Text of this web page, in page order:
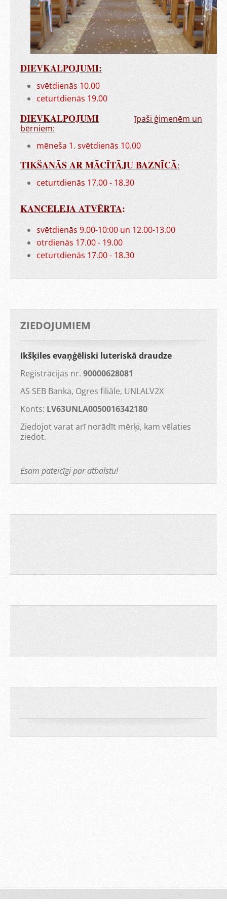
DIEVKALPOJUMI:
svētdienās 10.00
ceturtdienās 19.00
DIEVKALPOJUMI
īpaši ģimenēm un
bērniem:
mēneša 1. svētdienās 10.00
TIKŠANĀS AR MĀCĪTĀJU BAZNĪCĀ:
ceturtdienās 17.00 - 18.30
KANCELEJA ATVĒRTA:
svētdienās 9.00-10:00 un 12.00-13.00
otrdienās 17.00 - 19.00
ceturtdienās 17.00 - 18.30
ZIEDOJUMIEM
Ikšķiles evaņģēliski luteriskā draudze
Reģistrācijas nr. 90000628081
AS SEB Banka, Ogres filiāle, UNLALV2X
Konts: LV63UNLA0050016342180
Ziedojot varat arī norādīt mērķi, kam vēlaties
ziedot.
Esam pateicīgi par atbalstu!